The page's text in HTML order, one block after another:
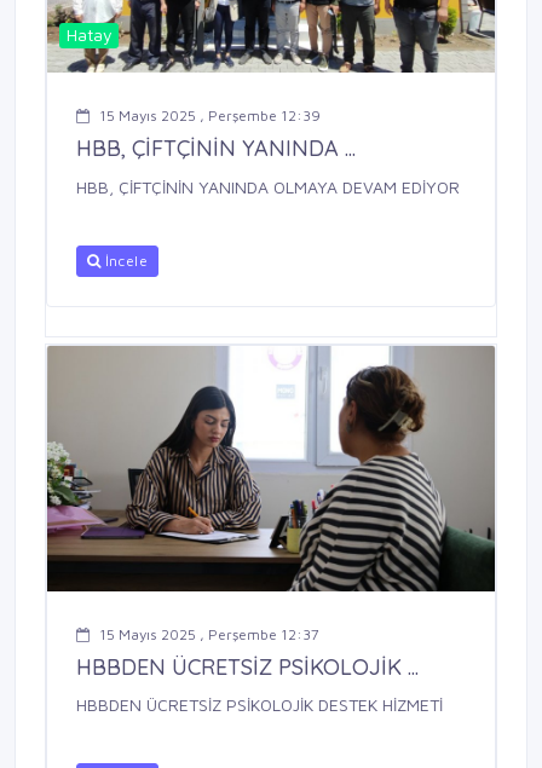
Hatay
15 Mayıs 2025 , Perşembe 12:39
HBB, ÇİFTÇİNİN YANINDA ...
HBB, ÇİFTÇİNİN YANINDA OLMAYA DEVAM EDİYOR
İncele
15 Mayıs 2025 , Perşembe 12:37
HBBDEN ÜCRETSİZ PSİKOLOJİK ...
HBBDEN ÜCRETSİZ PSİKOLOJİK DESTEK HİZMETİ